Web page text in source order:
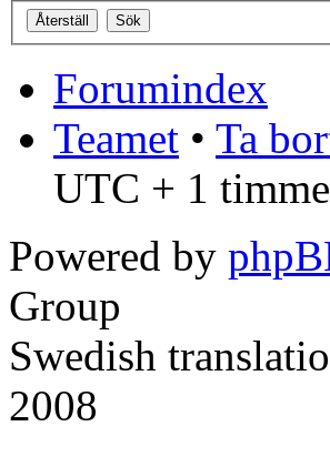
Forumindex
Teamet • Ta
UTC + 1 timme
Powered by
Group
Swedish
2008